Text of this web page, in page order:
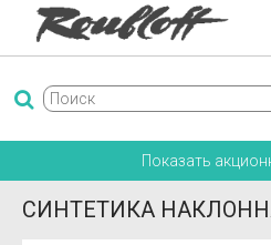
Показать
СИНТЕТИКА